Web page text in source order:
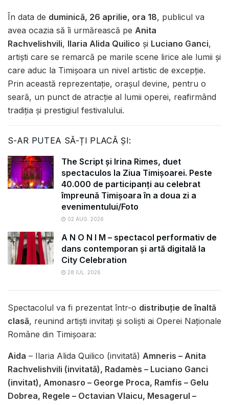
În data de duminică, 26 aprilie, ora 18, publicul va
avea ocazia să îi urmărească pe Anita
Rachvelishvili, Ilaria Alida Quilico și Luciano Ganci,
artiști care se remarcă pe marile scene lirice ale lumii și
care aduc la Timișoara un nivel artistic de excepție.
Prin această reprezentație, orașul devine, pentru o
seară, un punct de atracție al lumii operei, reafirmând
tradiția și prestigiul festivalului.
S-AR PUTEA SĂ-ȚI PLACĂ ȘI:
The Script și Irina Rimes, duet
spectaculos la Ziua Timișoarei. Peste
40.000 de participanți au celebrat
împreună Timișoara în a doua zi a
evenimentului/Foto
02 AUG. 2026
A N O N I M – spectacol performativ de
dans contemporan și artă digitală la
City Celebration
28 IUL. 2026
Spectacolul va fi prezentat într-o distribuție de înaltă
clasă, reunind artiști invitați și soliști ai Operei Naționale
Române din Timișoara:
Aida – Ilaria Alida Quilico (invitată) Amneris – Anita
Rachvelishvili (invitată), Radamès – Luciano Ganci
(invitat), Amonasro – George Proca, Ramfis – Gelu
Dobrea, Regele – Octavian Vlaicu, Mesagerul –